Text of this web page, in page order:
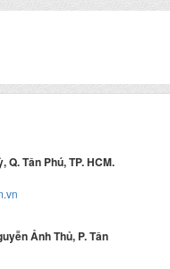
Q. Tân Phú, TP. HCM.
Ảnh Thủ, P. Tân